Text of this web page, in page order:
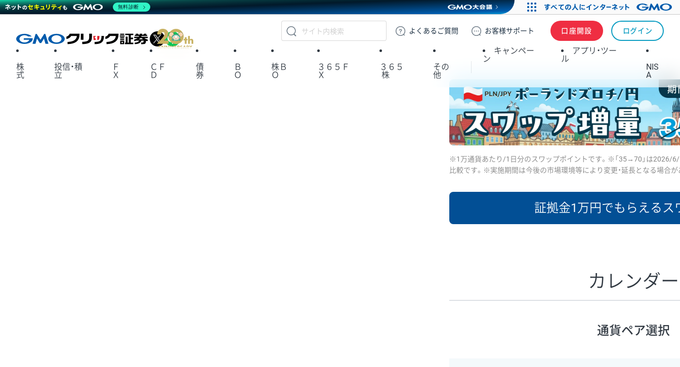
GMOクリック証券
よくある ご質問 お客様サポート 口座開設 ログイン
X
株
式
投信・積
立
Ｆ
Ｘ
ＣＦ
Ｄ
債
券
Ｂ
Ｏ
株Ｂ
Ｏ
３６５Ｆ
Ｘ
３６５
株
その
他
キャンペー
ン
アプリ・ツー
ル
NIS
A
※1万通貨あたり/1日分のスワップポイントです。※「35→70」は2026/6/
比較です。※実施期間は今後の市場環境等により変更・延長となる場合が
証拠金1万円でもらえるス
あたりの
ポイント
カレンダー
通貨ペア選択
無料診断